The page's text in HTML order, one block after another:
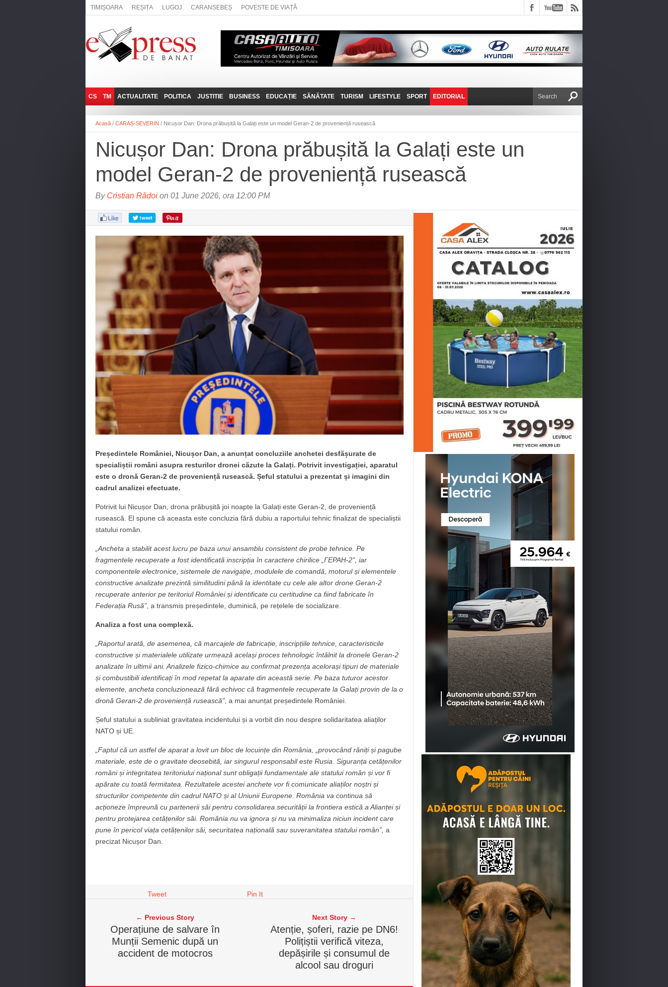
TIMIȘOARA REȘIȚA LUGOJ CARANSEBEȘ POVESTE DE VIAȚĂ
CS
REȘIȚA
CARANSEBEȘ
ANINA
BĂILE HERCULANE
BOCŞA
ORAVIȚA
OȚELU ROŞU
TM
LUGOJ
TIMIȘOARA
ACTUALITATE
ADMINISTRATIE
NAȚIONAL
SOCIAL
POLITICA
EXPRESSLIVE
INTERVIURILE
JUSTITIE BUSINESS
JOB-URI
TEHNIT
EDUCAȚIE SĂNĂTATE TURISM
PRIN MUNȚII
BANATULUI
FANTASTICUL BANAT
TRAVEL VLOG
LIFESTYLE
POVESTE DE VIAȚĂ
SPORT EDITORIAL
DE VICTOR NAFIRU
Acasă / CARAȘ-SEVERIN / Nicușor Dan: Drona prăbușită la Galați este un model Geran-2 de proveniență rusească
Nicușor Dan: Drona prăbușită la Galați este un
model Geran-2 de proveniență rusească
By Cristian Rădoi on 01 June 2026, ora 12:00 PM
Președintele României, Nicușor Dan, a anunțat concluziile anchetei desfășurate de
specialiștii români asupra resturilor dronei căzute la Galați. Potrivit investigației, aparatul
este o dronă Geran-2 de proveniență rusească. Șeful statului a prezentat și imagini din
cadrul analizei efectuate.
Potrivit lui Nicușor Dan, drona prăbușită joi noapte la Galați este Geran-2, de proveniență
rusească. El spune că aceasta este concluzia fără dubiu a raportului tehnic finalizat de specialiștii
statului român.
„Ancheta a stabilit acest lucru pe baza unui ansamblu consistent de probe tehnice. Pe
fragmentele recuperate a fost identificată inscripția în caractere chirilice „ГЕРАН-2”, iar
componentele electronice, sistemele de navigație, modulele de comandă, motorul și elementele
constructive analizate prezintă similitudini până la identitate cu cele ale altor drone Geran-2
recuperate anterior pe teritoriul României și identificate cu certitudine ca fiind fabricate în
Federația Rusă” , a transmis președintele, duminică, pe rețelele de socializare.
Analiza a fost una complexă.
„Raportul arată, de asemenea, că marcajele de fabricație, inscripțiile tehnice, caracteristicile
constructive și materialele utilizate urmează același proces tehnologic întâlnit la dronele Geran-2
analizate în ultimii ani. Analizele fizico-chimice au confirmat prezența acelorași tipuri de materiale
și combustibili identificați în mod repetat la aparate din această serie. Pe baza tuturor acestor
elemente, ancheta concluzionează fără echivoc că fragmentele recuperate la Galați provin de la o
dronă Geran-2 de proveniență rusească” , a mai anunțat președintele României.
Șeful statului a subliniat gravitatea incidentului și a vorbit din nou despre solidaritatea aliaților
NATO și UE.
„Faptul că un astfel de aparat a lovit un bloc de locuințe din România, „provocând răniți și pagube
materiale, este de o gravitate deosebită, iar singurul responsabil este Rusia. Siguranța cetățenilor
români și integritatea teritoriului național sunt obligații fundamentale ale statului român și vor fi
apărate cu toată fermitatea. Rezultatele acestei anchete vor fi comunicate aliaților noștri și
structurilor competente din cadrul NATO și al Uniunii Europene. România va continua să
acționeze împreună cu partenerii săi pentru consolidarea securității la frontiera estică a Alianței și
pentru protejarea cetățenilor săi. România nu va ignora și nu va minimaliza niciun incident care
pune în pericol viața cetățenilor săi, securitatea națională sau suveranitatea statului român”, a
precizat Nicușor Dan.
Tweet Pin It
← Previous Story
Operațiune de salvare în
Munții Semenic după un
accident de motocros
Next Story →
Atenție, șoferi, razie pe DN6!
Polițiștii verifică viteza,
depășirile și consumul de
alcool sau droguri